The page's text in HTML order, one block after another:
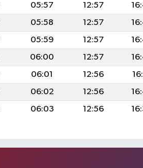
05:57 12:57
05:58 12:57
05:59 12:57
06:00 12:57
06:01 12:56
06:02 12:56
06:03 12:56